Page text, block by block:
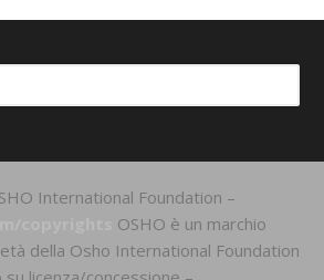
International Foundation –
OSHO è un marchio
della Osho International Foundation